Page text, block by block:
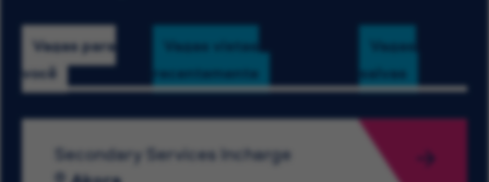
Vagas para
você
Vagas vistas
recentemente
Vagas
salvas
Secondary Services Incharge